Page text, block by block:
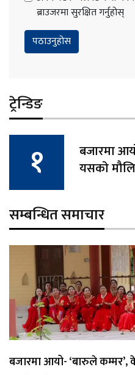
ब्राउजरमा सुरक्षित गर्नुहोस्
ट्रेन्डिङ
बजारमा
यसको
सम्बन्धित समाचार
बजारमा आयो- ‘बारुले